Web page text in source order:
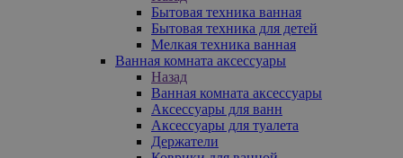
Бытовая техника ванная
Бытовая техника для детей
Мелкая техника ванная
Ванная комната аксессуары
Назад
Ванная комната аксессуары
Аксессуары для ванн
Аксессуары для туалета
Держатели